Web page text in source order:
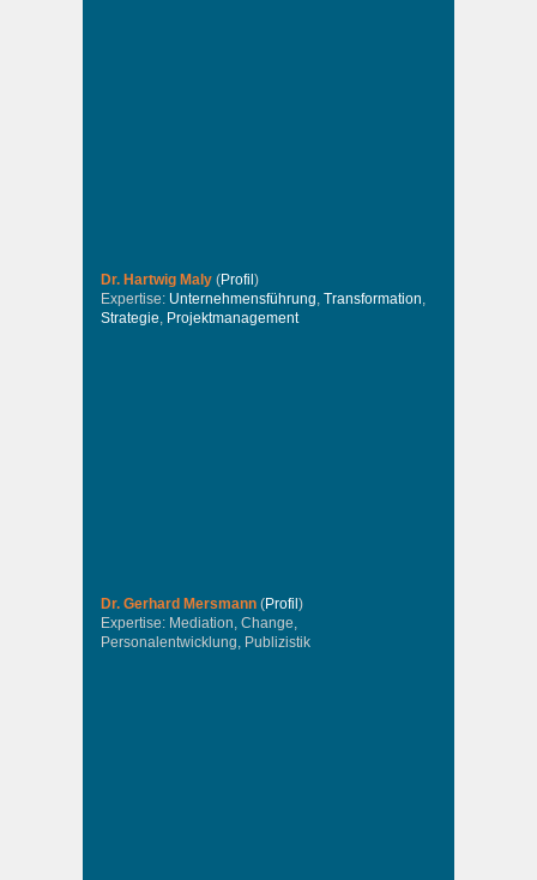
Dr. Hartwig Maly (Profil )
Expertise: Unternehmensführung, Transformation,
Strategie, Projektmanagement
Dr. Gerhard Mersmann (Profil )
Expertise: Mediation, Change,
Personalentwicklung, Publizistik